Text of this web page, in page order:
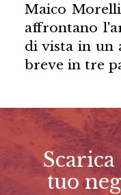
Maico
affrontano
di vista in un
breve in tre
tuo